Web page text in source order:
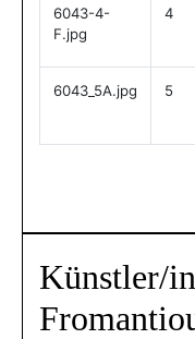
6043-4-
F.jpg
4
6043_5A.jpg 5
Künstler/